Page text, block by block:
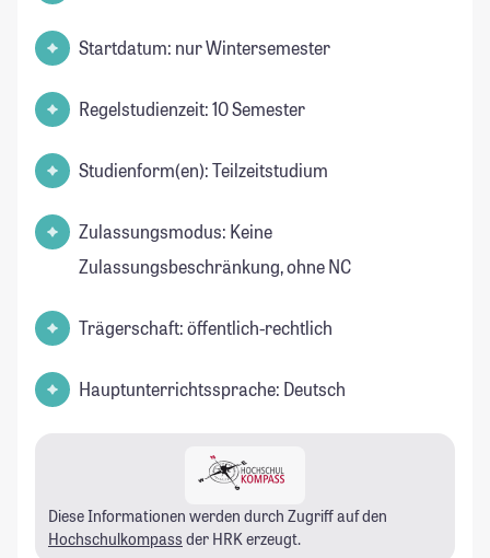
Startdatum: nur Wintersemester
Regelstudienzeit: 10 Semester
Studienform(en): Teilzeitstudium
Zulassungsmodus: Keine
Zulassungsbeschränkung, ohne NC
Trägerschaft: öffentlich-rechtlich
Hauptunterrichtssprache: Deutsch
Diese Informationen werden durch Zugriff auf den
Hochschulkompass der HRK erzeugt.